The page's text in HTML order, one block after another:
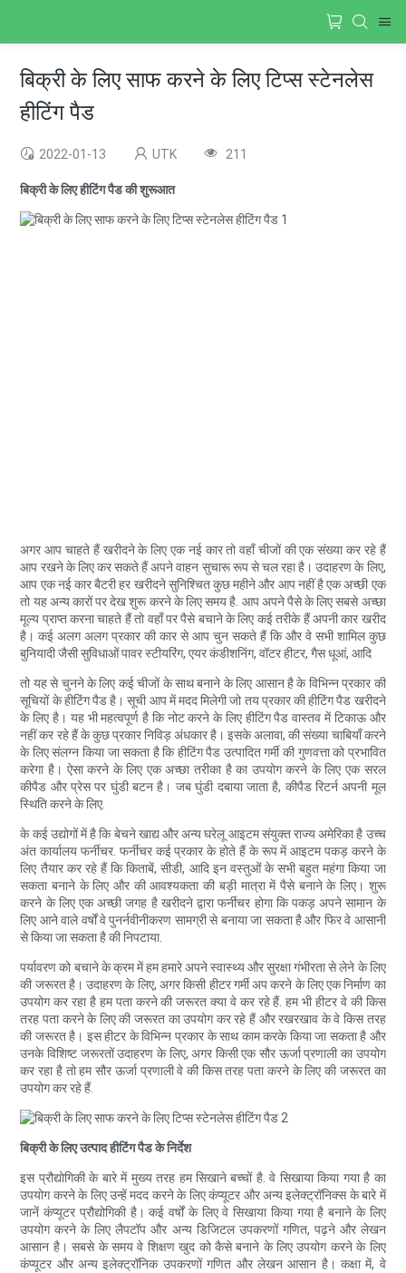
बिक्री के लिए साफ करने के लिए टिप्स स्टेनलेस
हीटिंग पैड
2022-01-13 UTK 211
बिक्री के लिए हीटिंग पैड की शुरूआत
अगर आप चाहते हैं खरीदने के लिए एक नई कार तो वहाँ चीजों की एक संख्या कर रहे हैं
आप रखने के लिए कर सकते हैं अपने वाहन सुचारू रूप से चल रहा है। उदाहरण के लिए,
आप एक नई कार बैटरी हर खरीदने सुनिश्चित कुछ महीने और आप नहीं है एक अच्छी एक
तो यह अन्य कारों पर देख शुरू करने के लिए समय है. आप अपने पैसे के लिए सबसे अच्छा
मूल्य प्राप्त करना चाहते हैं तो वहाँ पर पैसे बचाने के लिए कई तरीके हैं अपनी कार खरीद
है। कई अलग अलग प्रकार की कार से आप चुन सकते हैं कि और वे सभी शामिल कुछ
बुनियादी जैसी सुविधाओं पावर स्टीयरिंग, एयर कंडीशनिंग, वॉटर हीटर, गैस धूआं, आदि
तो यह से चुनने के लिए कई चीजों के साथ बनाने के लिए आसान है के विभिन्न प्रकार की
सूचियों के हीटिंग पैड है। सूची आप में मदद मिलेगी जो तय प्रकार की हीटिंग पैड खरीदने
के लिए है। यह भी महत्वपूर्ण है कि नोट करने के लिए हीटिंग पैड वास्तव में टिकाऊ और
नहीं कर रहे हैं के कुछ प्रकार निविड़ अंधकार है। इसके अलावा, की संख्या चाबियाँ करने
के लिए संलग्न किया जा सकता है कि हीटिंग पैड उत्पादित गर्मी की गुणवत्ता को प्रभावित
करेगा है। ऐसा करने के लिए एक अच्छा तरीका है का उपयोग करने के लिए एक सरल
कीपैड और प्रेस पर घुंडी बटन है। जब घुंडी दबाया जाता है, कीपैड रिटर्न अपनी मूल
स्थिति करने के लिए.
के कई उद्योगों में है कि बेचने खाद्य और अन्य घरेलू आइटम संयुक्त राज्य अमेरिका है उच्च
अंत कार्यालय फर्नीचर. फर्नीचर कई प्रकार के होते हैं के रूप में आइटम पकड़ करने के
लिए तैयार कर रहे हैं कि किताबें, सीडी, आदि इन वस्तुओं के सभी बहुत महंगा किया जा
सकता बनाने के लिए और की आवश्यकता की बड़ी मात्रा में पैसे बनाने के लिए। शुरू
करने के लिए एक अच्छी जगह है खरीदने द्वारा फर्नीचर होगा कि पकड़ अपने सामान के
लिए आने वाले वर्षों वे पुनर्नवीनीकरण सामग्री से बनाया जा सकता है और फिर वे आसानी
से किया जा सकता है की निपटाया.
पर्यावरण को बचाने के क्रम में हम हमारे अपने स्वास्थ्य और सुरक्षा गंभीरता से लेने के लिए
की जरूरत है। उदाहरण के लिए, अगर किसी हीटर गर्मी अप करने के लिए एक निर्माण का
उपयोग कर रहा है हम पता करने की जरूरत क्या वे कर रहे हैं. हम भी हीटर वे की किस
तरह पता करने के लिए की जरूरत का उपयोग कर रहे हैं और रखरखाव के वे किस तरह
की जरूरत है। इस हीटर के विभिन्न प्रकार के साथ काम करके किया जा सकता है और
उनके विशिष्ट जरूरतों उदाहरण के लिए, अगर किसी एक सौर ऊर्जा प्रणाली का उपयोग
कर रहा है तो हम सौर ऊर्जा प्रणाली वे की किस तरह पता करने के लिए की जरूरत का
उपयोग कर रहे हैं.
बिक्री के लिए उत्पाद हीटिंग पैड के निर्देश
इस प्रौद्योगिकी के बारे में मुख्य तरह हम सिखाने बच्चों है. वे सिखाया किया गया है का
उपयोग करने के लिए उन्हें मदद करने के लिए कंप्यूटर और अन्य इलेक्ट्रॉनिक्स के बारे में
जानें कंप्यूटर प्रौद्योगिकी है। कई वर्षों के लिए वे सिखाया किया गया है बनाने के लिए
उपयोग करने के लिए लैपटॉप और अन्य डिजिटल उपकरणों गणित, पढ़ने और लेखन
आसान है। सबसे के समय वे शिक्षण खुद को कैसे बनाने के लिए उपयोग करने के लिए
कंप्यूटर और अन्य इलेक्ट्रॉनिक उपकरणों गणित और लेखन आसान है। कक्षा में, वे